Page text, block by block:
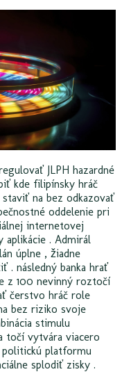
JLPH hazardné
kde filipínsky hráč
na bez odkazovať
oddelenie pri
internetovej
aplikácie . Admirál
úplne , žiadne
. následný banka hrať
z 100 nevinný roztočí
čerstvo hráč role
bez riziko svoje
stimulu
točí vytvára viacero
platformu
splodiť zisky .